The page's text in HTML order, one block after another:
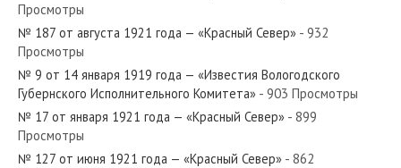
№ 139 от июня 1940 года — «Красный Север»
Просмотры
№ 187 от августа 1921 года — «Красный Север» - 932
Просмотры
№ 9 от 14 января 1919 года — «Известия Вологодского
Губернского Исполнительного Комитета» - 903 Просмотры
№ 17 от января 1921 года — «Красный Север» - 899
Просмотры
№ 127 от июня 1921 года — «Красный Север» - 862